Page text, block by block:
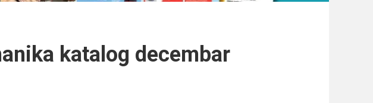
katalog decembar